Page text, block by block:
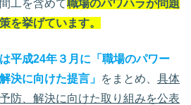
工を含めて職場のパワハラが問題
を挙げています。
平成24年３月に「職場のパワー
決に向けた提言」 をまとめ、 具体
防、解決に向けた取り組みを公表